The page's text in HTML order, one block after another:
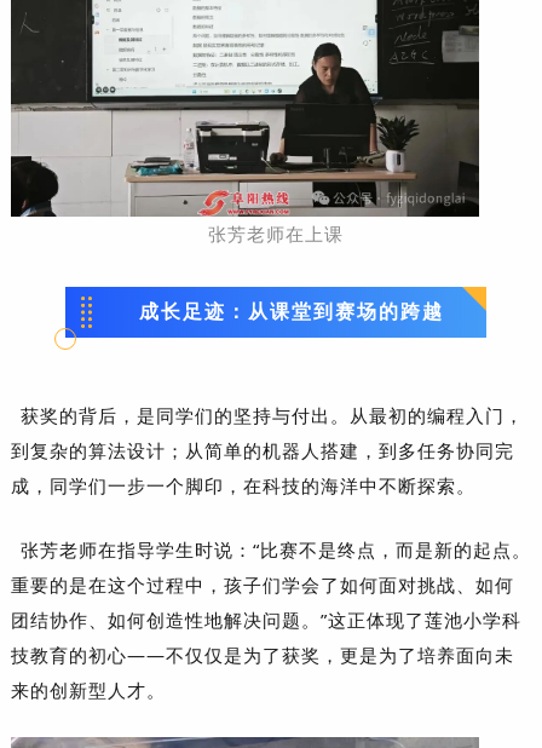
张芳老师在上课
成长足迹：从课堂到赛场的跨越
获奖的背后，是同学们的坚持与付出。从最初的编程入门，
到复杂的算法设计；从简单的机器人搭建，到多任务协同完
成，同学们一步一个脚印，在科技的海洋中不断探索。
张芳老师在指导学生时说：“比赛不是终点，而是新的起点。
重要的是在这个过程中，孩子们学会了如何面对挑战、如何
团结协作、如何创造性地解决问题。”这正体现了莲池小学科
技教育的初心——不仅仅是为了获奖，更是为了培养面向未
来的创新型人才。